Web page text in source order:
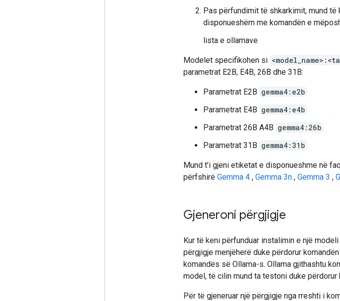
Pas përfundimit të shkarkimit, mund
disponueshëm me komandën e
lista e ollamave
Modelet specifikohen si
parametrat E2B, E4B, 26B dhe 31B:
Parametrat E2B gemma4:e2b
Parametrat E4B gemma4:e4b
Parametrat 26B A4B gemma4:26b
Parametrat 31B gemma4:31b
Mund t’i gjeni etiketat e disponueshme në
përfshirë Gemma 4 , Gemma 3n , Gemma 3 ,
Gjeneroni përgjigje
Kur të keni përfunduar instalimin e një
përgjigje menjëherë duke përdorur komandën
komandës së Ollama-s. Ollama gjithashtu
model, të cilin mund ta testoni duke përdorur
Për të gjeneruar një përgjigje nga rreshti i